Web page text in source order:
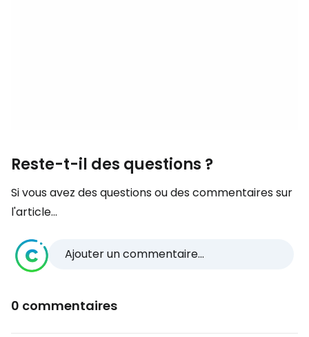
Reste-t-il des questions ?
Si vous avez des questions ou des commentaires sur
l'article...
Ajouter un commentaire...
0 commentaires